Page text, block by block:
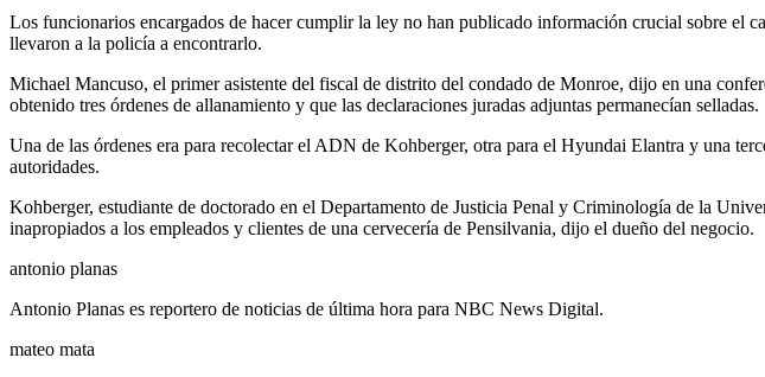
Los funcionarios encargados de hacer cumplir la ley no han publicado información crucial sobre el
llevaron a la policía a encontrarlo.
Michael Mancuso, el primer asistente del fiscal de distrito del condado de Monroe, dijo en una
obtenido tres órdenes de allanamiento y que las declaraciones juradas adjuntas permanecían selladas.
Una de las órdenes era para recolectar el ADN de Kohberger, otra para el Hyundai Elantra y una
autoridades.
Kohberger, estudiante de doctorado en el Departamento de Justicia Penal y Criminología de la
inapropiados a los empleados y clientes de una cervecería de Pensilvania, dijo el dueño del negocio.
antonio planas
Antonio Planas es reportero de noticias de última hora para NBC News Digital.
mateo mata